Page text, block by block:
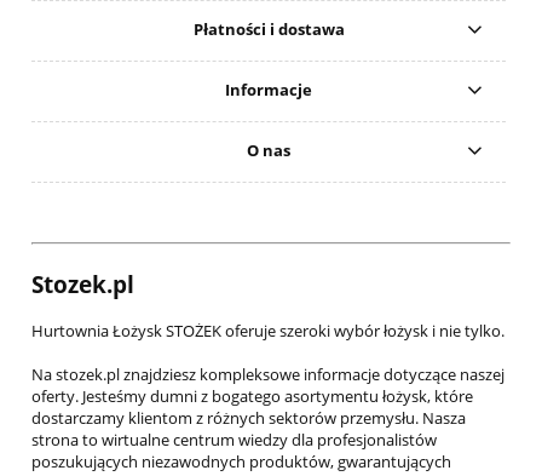
Płatności i dostawa
Informacje
O nas
Stozek.pl
Hurtownia Łożysk STOŻEK oferuje szeroki wybór łożysk i nie tylko.
Na stozek.pl znajdziesz kompleksowe informacje dotyczące naszej
oferty. Jesteśmy dumni z bogatego asortymentu łożysk, które
dostarczamy klientom z różnych sektorów przemysłu. Nasza
strona to wirtualne centrum wiedzy dla profesjonalistów
poszukujących niezawodnych produktów, gwarantujących